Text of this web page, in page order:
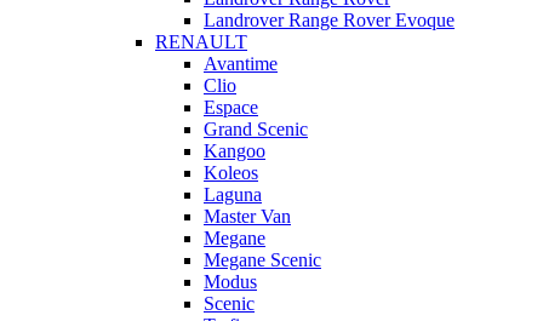
Landrover Range Rover Evoque
RENAULT
Avantime
Clio
Espace
Grand Scenic
Kangoo
Koleos
Laguna
Master Van
Megane
Megane Scenic
Modus
Scenic